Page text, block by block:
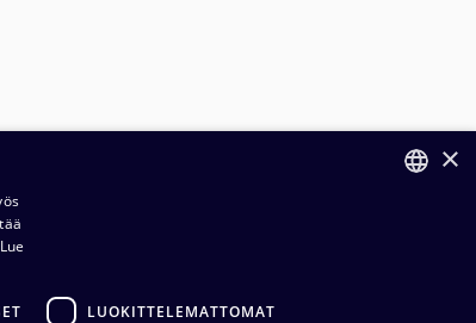
×
Lue
LUOKITTELEMATTOMAT